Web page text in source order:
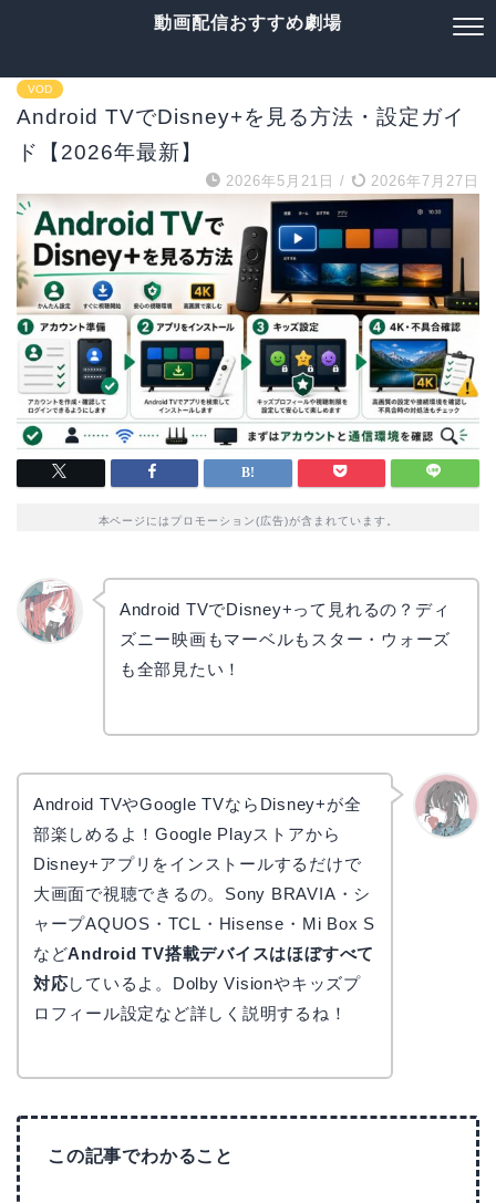
動画配信おすすめ劇場
VOD
Android TVでDisney+を見る方法・設定ガイ
ド【2026年最新】
2026年5月21日 / 2026年7月27日
本ページにはプロモーション(広告)が含まれています。
Android TVでDisney+って見れるの？ディ
ズニー映画もマーベルもスター・ウォーズ
も全部見たい！
Android TVやGoogle TVならDisney+が全
部楽しめるよ！Google Playストアから
Disney+アプリをインストールするだけで
大画面で視聴できるの。Sony BRAVIA・シ
ャープAQUOS・TCL・Hisense・Mi Box S
などAndroid TV搭載デバイスはほぼすべて
対応しているよ。Dolby Visionやキッズプ
ロフィール設定など詳しく説明するね！
この記事でわかること